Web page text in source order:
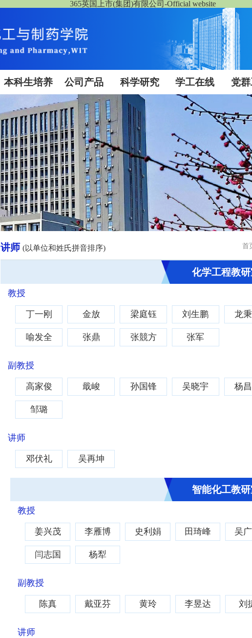
365英国上市(集团)有限公司-Official website
本科生培养 公司产品 科学研究 学工在线 党
讲师(以单位和姓氏拼音排序) 首
化学工程教
教授
丁一刚 金放 梁庭钰 刘生鹏 龙
喻发全 张鼎 张競方 张军
副教授
高家俊 戢峻 孙国锋 吴晓宇 杨
邹璐
讲师
邓伏礼 吴再坤
智能化工教
教授
姜兴茂 李雁博 史利娟 田琦峰 吴
闫志国 杨犁
副教授
陈真 戴亚芬 黄玲 李昱达 刘
讲师